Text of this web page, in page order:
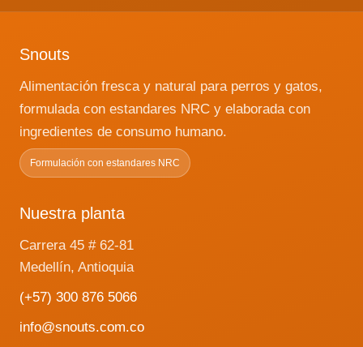
página
de
producto
Snouts
Alimentación fresca y natural para perros y gatos,
formulada con estandares NRC y elaborada con
ingredientes de consumo humano.
Formulación con estandares NRC
Nuestra planta
Carrera 45 # 62-81
Medellín, Antioquia
(+57) 300 876 5066
info@snouts.com.co